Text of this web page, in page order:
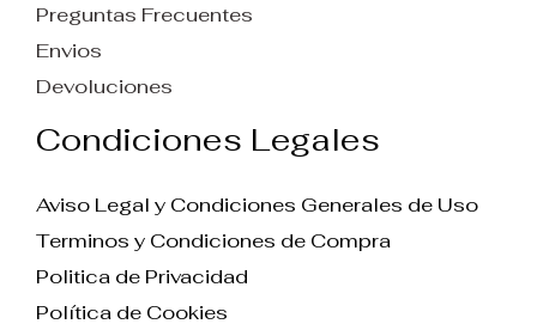
Preguntas Frecuentes
Envios
Devoluciones
Condiciones Legales
Aviso Legal y Condiciones Generales de Uso
Terminos y Condiciones de Compra
Politica de Privacidad
Política de Cookies